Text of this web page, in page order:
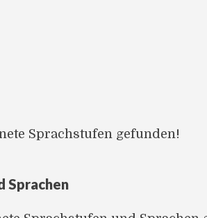
Sprachstufen gefunden!
Sprachen